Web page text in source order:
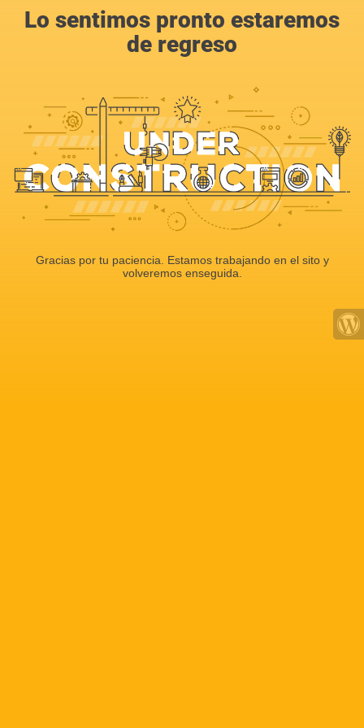
Lo sentimos pronto estaremos
de regreso
Gracias por tu paciencia. Estamos trabajando en el sito y
volveremos enseguida.